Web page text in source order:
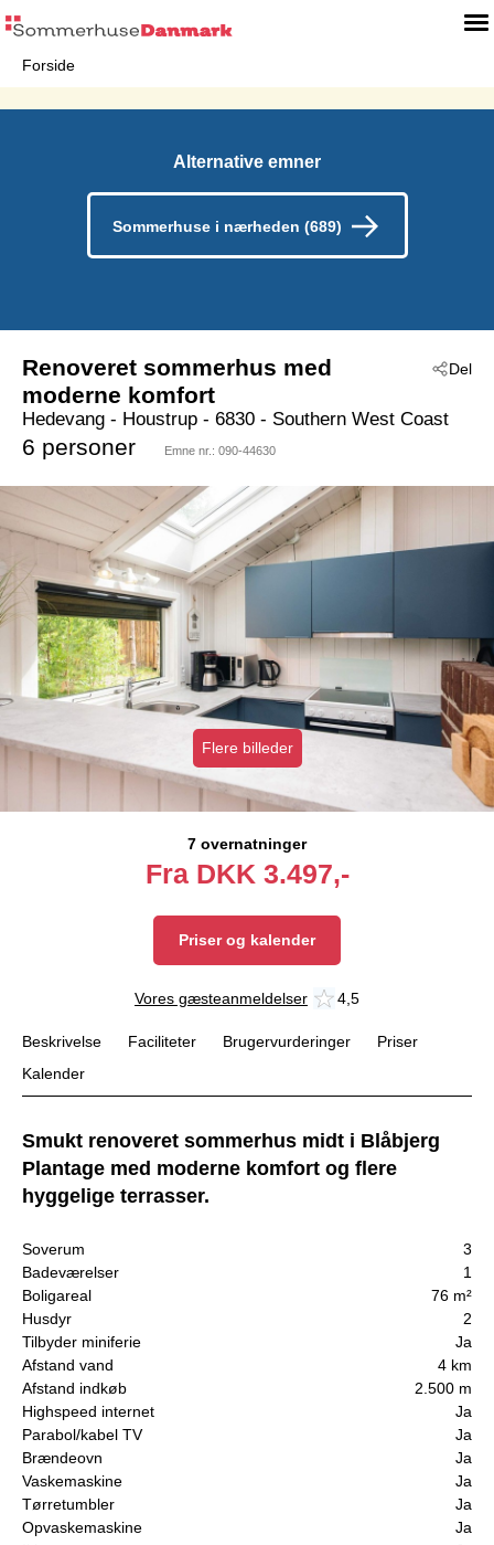
Forside
Alternative emner
Sommerhuse i nærheden (689)
Del
Renoveret sommerhus med
moderne komfort
Hedevang - Houstrup - 6830 - Southern West Coast
6 personer Emne nr.: 090-44630
Flere billeder
7 overnatninger
Fra DKK 3.497,-
Priser og kalender
Vores gæsteanmeldelser 4,5
Beskrivelse Faciliteter Brugervurderinger
Priser
Kalender
Smukt renoveret sommerhus midt i Blåbjerg
Plantage med moderne komfort og flere
hyggelige terrasser.
Soverum
3
Badeværelser
1
Boligareal
76 m²
Husdyr
2
Tilbyder miniferie
Ja
Afstand vand
4 km
Afstand indkøb
2.500 m
Highspeed internet
Ja
Parabol/kabel TV
Ja
Brændeovn
Ja
Vaskemaskine
Ja
Tørretumbler
Ja
Opvaskemaskine
Ja